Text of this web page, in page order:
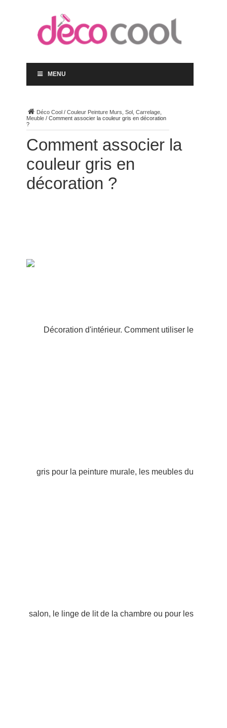
MENU
Déco Cool/ Couleur Peinture Murs, Sol, Carrelage,
Meuble/ Comment associer la couleur gris en décoration
?
Comment associer la
couleur gris en
décoration ?